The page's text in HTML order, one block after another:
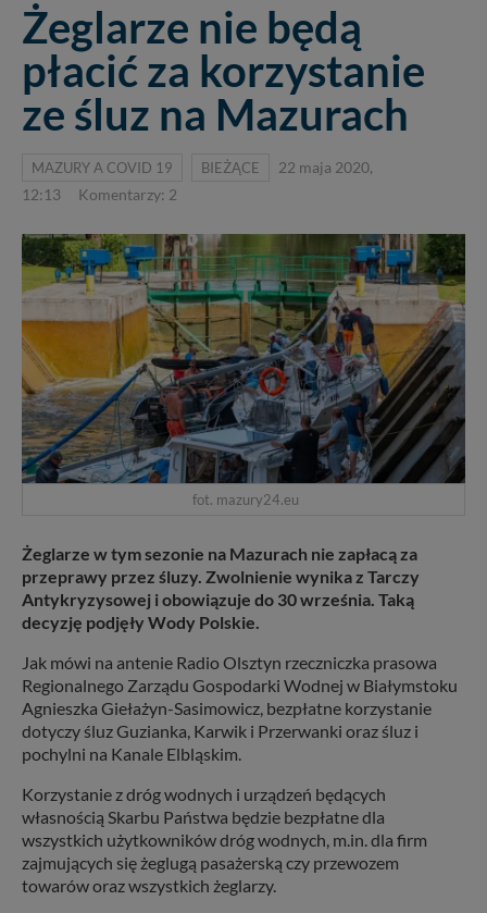
Żeglarze nie będą
płacić za korzystanie
ze śluz na Mazurach
MAZURY A COVID 19 BIEŻĄCE
22 maja 2020,
12:13
Komentarzy: 2
fot. mazury24.eu
Żeglarze w tym sezonie na Mazurach nie zapłacą za
przeprawy przez śluzy. Zwolnienie wynika z Tarczy
Antykryzysowej i obowiązuje do 30 września. Taką
decyzję podjęły Wody Polskie.
Jak mówi na antenie Radio Olsztyn rzeczniczka prasowa
Regionalnego Zarządu Gospodarki Wodnej w Białymstoku
Agnieszka Giełażyn-Sasimowicz, bezpłatne korzystanie
dotyczy śluz Guzianka, Karwik i Przerwanki oraz śluz i
pochylni na Kanale Elbląskim.
Korzystanie z dróg wodnych i urządzeń będących
własnością Skarbu Państwa będzie bezpłatne dla
wszystkich użytkowników dróg wodnych, m.in. dla firm
zajmujących się żeglugą pasażerską czy przewozem
towarów oraz wszystkich żeglarzy.